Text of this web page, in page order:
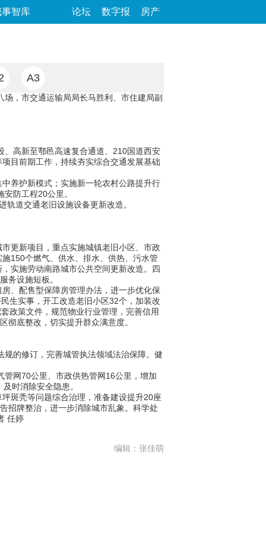
事智库 论坛 数字报 房产
A3
，市交通运输局局长马胜利、市住建局副
高新至鄠邑高速复合通道、210国道西安
目前期工作，持续夯实综合交通发展基础
养护新模式；实施新一轮农村公路提升行
防工程20公里。
道交通老旧设施设备更新改造。
更新项目，重点实施城镇老旧小区、市政
150个燃气、供水、排水、供热、污水管
实施劳动南路城市公共空间更新改造。四
务设施短板。
、配售型保障房管理办法，进一步优化保
生实事，开工改造老旧小区32个，加装改
政策文件，规范物业行业管理，完善信用
彻底整改，切实提升群众满意度。
的修订，完善城管执法领域法治保障。健
网70公里、市政供热管网16公里，增加
时消除安全隐患。
斑秃等问题综合治理，准备建设提升20座
招牌整治，进一步消除城市乱象。科学处
任婷
编辑：张佳萌